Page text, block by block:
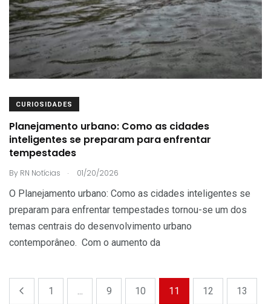
CURIOSIDADES
Planejamento urbano: Como as cidades
inteligentes se preparam para enfrentar
tempestades
By RN Notícias . 01/20/2026
O Planejamento urbano: Como as cidades inteligentes se
preparam para enfrentar tempestades tornou-se um dos
temas centrais do desenvolvimento urbano
contemporâneo. Com o aumento da
1 9 10 11 12 13